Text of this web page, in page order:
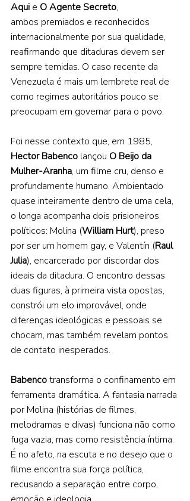
Aqui e O Agente Secreto,
ambos premiados e reconhecidos
internacionalmente por sua qualidade,
reafirmando que ditaduras devem ser
sempre temidas. O caso recente da
Venezuela é mais um lembrete real de
como regimes autoritários pouco se
preocupam em governar para o povo.
Foi nesse contexto que, em 1985,
Hector Babenco lançou O Beijo da
Mulher-Aranha, um filme cru, denso e
profundamente humano. Ambientado
quase inteiramente dentro de uma cela,
o longa acompanha dois prisioneiros
políticos: Molina (William Hurt), preso
por ser um homem gay, e Valentín (Raul
Julia), encarcerado por discordar dos
ideais da ditadura. O encontro dessas
duas figuras, à primeira vista opostas,
constrói um elo improvável, onde
diferenças ideológicas e pessoais se
chocam, mas também revelam pontos
de contato inesperados.
Babenco transforma o confinamento em
ferramenta dramática. A fantasia narrada
por Molina (histórias de filmes,
melodramas e divas) funciona não como
fuga vazia, mas como resistência íntima.
É no afeto, na escuta e no desejo que o
filme encontra sua força política,
recusando a separação entre corpo,